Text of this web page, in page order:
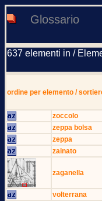
Glossario
637 elementi in /
ordine per elemento /
zoccolo
zeppa bolsa
zeppa
zainato
zaganella
volterrana